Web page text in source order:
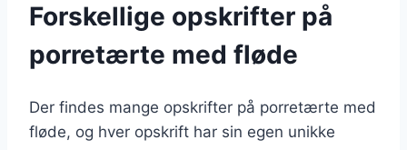
Forskellige opskrifter på
porretærte med fløde
Der findes mange opskrifter på porretærte med
fløde, og hver opskrift har sin egen unikke